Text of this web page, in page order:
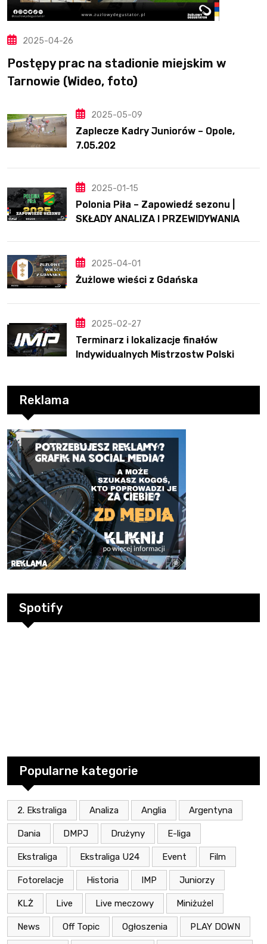
2025-04-26
Postępy prac na stadionie miejskim w
Tarnowie (Wideo, foto)
2025-05-09
Zaplecze Kadry Juniorów – Opole,
7.05.202
2025-01-15
Polonia Piła – Zapowiedź sezonu |
SKŁADY ANALIZA I PRZEWIDYWANIA
2025-04-01
Żużlowe wieści z Gdańska
2025-02-27
Terminarz i lokalizacje finałów
Indywidualnych Mistrzostw Polski
Reklama
Spotify
Popularne kategorie
2. Ekstraliga Analiza Anglia Argentyna
Dania DMPJ Drużyny E-liga
Ekstraliga Ekstraliga U24 Event Film
Fotorelacje Historia IMP Juniorzy
KLŻ Live Live meczowy Miniżużel
News Off Topic Ogłoszenia PLAY DOWN